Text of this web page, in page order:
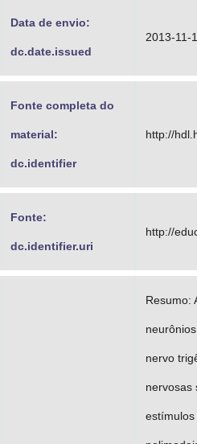
Data de envio:
dc.date.issued
2013-11-
Fonte completa do
material:
dc.identifier
http://
Fonte:
dc.identifier.uri
http://
Resumo:
nervo
nervosas